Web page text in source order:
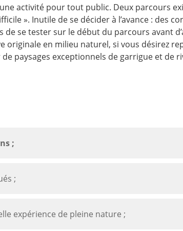
activité pour tout public. Deux parcours
». Inutile de se décider à l’avance : des
se tester sur le début du parcours avant
originale en milieu naturel, si vous désirez
paysages exceptionnels de garrigue et de
;
;
expérience de pleine nature ;